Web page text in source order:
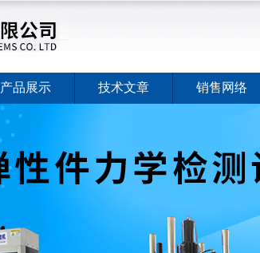
产品展示 技术文章 销售网络